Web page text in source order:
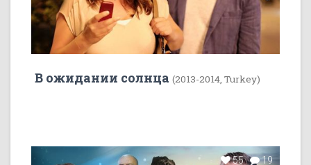
В ожидании солнца (2013-2014, Turkey)
55 19